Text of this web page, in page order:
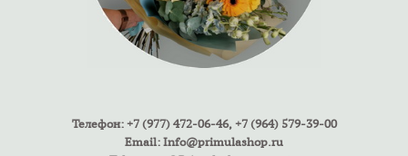
Телефон: +7 (977) 472-06-46, +7 (964) 579-39-00
Email: Info@primulashop.ru